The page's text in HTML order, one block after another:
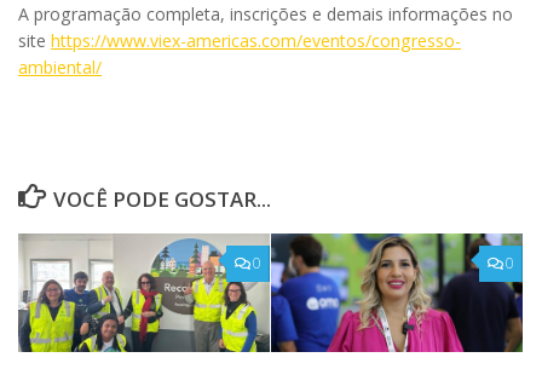
A programação completa, inscrições e demais informações no
site https://www.viex-americas.com/eventos/congresso-
ambiental/
VOCÊ PODE GOSTAR...
0 0